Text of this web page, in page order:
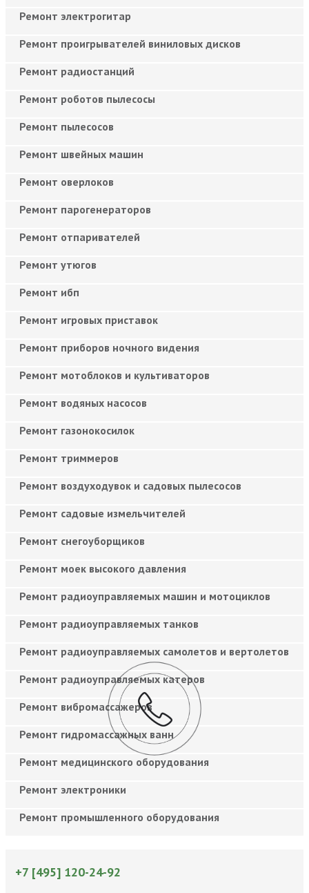
Ремонт электрогитар
Ремонт проигрывателей виниловых дисков
Ремонт радиостанций
Ремонт роботов пылесосы
Ремонт пылесосов
Ремонт швейных машин
Ремонт оверлоков
Ремонт парогенераторов
Ремонт отпаривателей
Ремонт утюгов
Ремонт ибп
Ремонт игровых приставок
Ремонт приборов ночного видения
Ремонт мотоблоков и культиваторов
Ремонт водяных насосов
Ремонт газонокосилок
Ремонт триммеров
Ремонт воздуходувок и садовых пылесосов
Ремонт садовые измельчителей
Ремонт снегоуборщиков
Ремонт моек высокого давления
Ремонт радиоуправляемых машин и мотоциклов
Ремонт радиоуправляемых танков
Ремонт радиоуправляемых самолетов и вертолетов
Ремонт радиоуправляемых катеров
Ремонт вибромассажеров
Ремонт гидромассажных ванн
Ремонт медицинского оборудования
Ремонт электроники
Ремонт промышленного оборудования
+7 [495] 120-24-92